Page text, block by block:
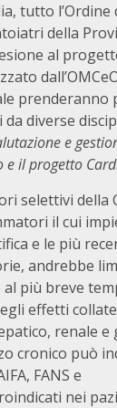
tutto l’Ordine
della
al
prenderanno
diverse
e
e il progetto
selettivi della
il cui
e le più
andrebbe
al più breve
effetti
renale
cronico può
FANS e
nei